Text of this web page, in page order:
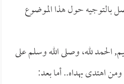
بالتوجيه حول هذا الموضوع
الحمد لله، وصلى الله وسلم على
اهتدى بهداه.. أما بعد: